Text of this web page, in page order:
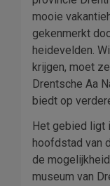
mooie
gekenmerkt
heidevelden.
krijgen, moet
Drentsche Aa
biedt op
Het gebied ligt
hoofdstad van
de
museum van